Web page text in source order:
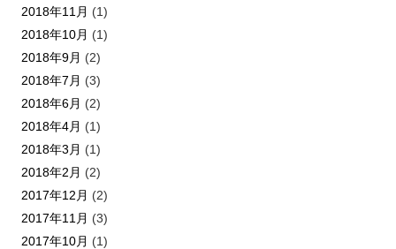
2018年11月 (1)
2018年10月 (1)
2018年9月 (2)
2018年7月 (3)
2018年6月 (2)
2018年4月 (1)
2018年3月 (1)
2018年2月 (2)
2017年12月 (2)
2017年11月 (3)
2017年10月 (1)